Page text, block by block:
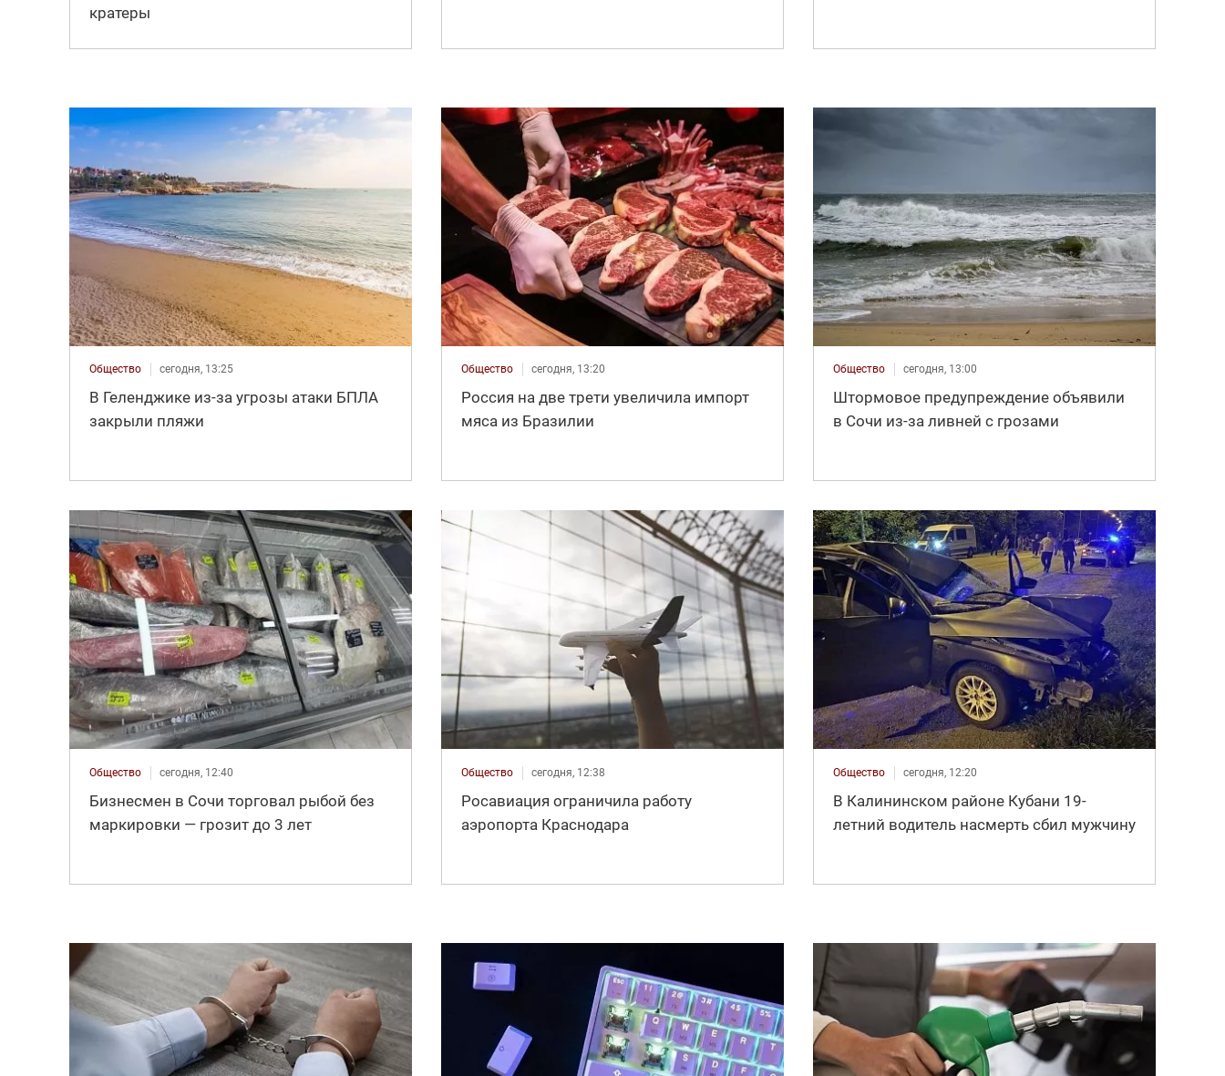
кратеры
Общество сегодня, 13:25
В Геленджике из-за угрозы атаки БПЛА
закрыли пляжи
Общество сегодня, 13:20
Россия на две трети увеличила импорт
мяса из Бразилии
Общество сегодня, 13:00
Штормовое предупреждение объявили
в Сочи из-за ливней с грозами
Общество сегодня, 12:40
Бизнесмен в Сочи торговал рыбой без
маркировки — грозит до 3 лет
Общество сегодня, 12:38
Росавиация ограничила работу
аэропорта Краснодара
Общество сегодня, 12:20
В Калининском районе Кубани 19-
летний водитель насмерть сбил мужчину